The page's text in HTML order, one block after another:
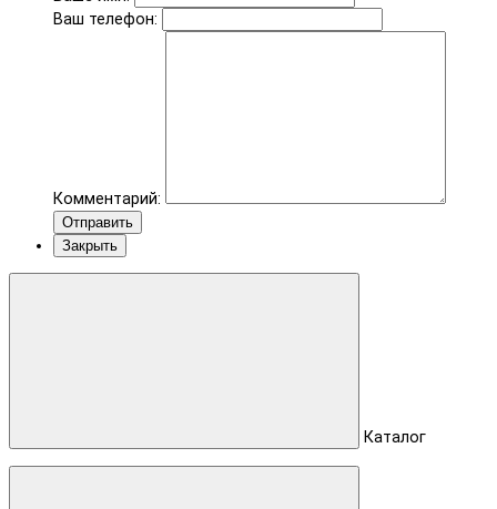
Ваш телефон:
Комментарий:
Отправить
Закрыть
Каталог